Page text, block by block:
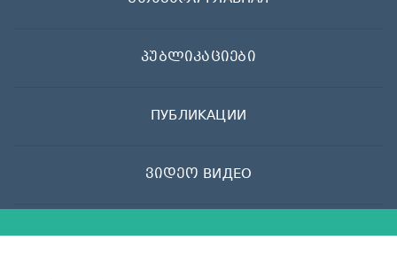
პუბლიკაციები
ПУБЛИКАЦИИ
ვიდეო ВИДЕО